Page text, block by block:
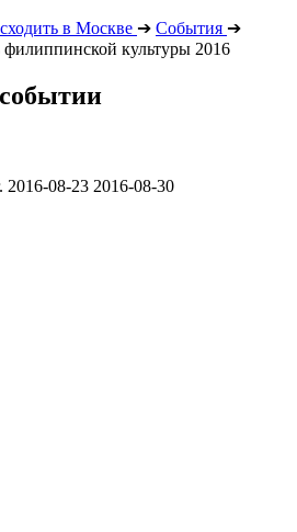
в Москве ➔ События ➔
филиппинской культуры 2016
2016-08-23 2016-08-30